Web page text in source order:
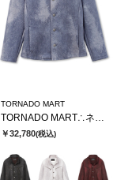
TORNADO MART
TORNADO MART∴ネオシャツブルゾン
￥32,780(税込)